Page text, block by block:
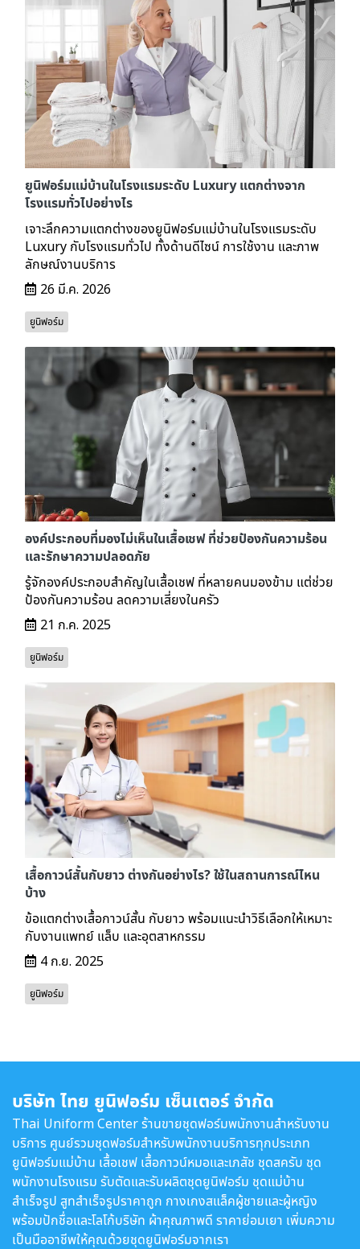
ยูนิฟอร์มแม่บ้านในโรงแรมระดับ Luxury แตกต่างจาก
โรงแรมทั่วไปอย่างไร
เจาะลึกความแตกต่างของยูนิฟอร์มแม่บ้านในโรงแรมระดับ
Luxury กับโรงแรมทั่วไป ทั้งด้านดีไซน์ การใช้งาน และภาพ
ลักษณ์งานบริการ
26 มี.ค. 2026
ยูนิฟอร์ม
องค์ประกอบที่มองไม่เห็นในเสื้อเชฟ ที่ช่วยป้องกันความร้อน
และรักษาความปลอดภัย
รู้จักองค์ประกอบสำคัญในเสื้อเชฟ ที่หลายคนมองข้าม แต่ช่วย
ป้องกันความร้อน ลดความเสี่ยงในครัว
21 ก.ค. 2025
ยูนิฟอร์ม
เสื้อกาวน์สั้นกับยาว ต่างกันอย่างไร? ใช้ในสถานการณ์ไหน
บ้าง
ข้อแตกต่างเสื้อกาวน์สั้น กับยาว พร้อมแนะนำวิธีเลือกให้เหมาะ
กับงานแพทย์ แล็บ และอุตสาหกรรม
4 ก.ย. 2025
ยูนิฟอร์ม
บริษัท ไทย ยูนิฟอร์ม เซ็นเตอร์ จำกัด
Thai Uniform Center ร้านขายชุดฟอร์มพนักงานสำหรับงาน
บริการ ศูนย์รวมชุดฟอร์มสำหรับพนักงานบริการทุกประเภท
ยูนิฟอร์มแม่บ้าน เสื้อเชฟ เสื้อกาวน์หมอและเภสัช ชุดสครับ ชุด
พนักงานโรงแรม รับตัดและรับผลิตชุดยูนิฟอร์ม ชุดแม่บ้าน
สำเร็จรูป สูทสำเร็จรูปราคาถูก กางเกงสแล็คผู้ชายและผู้หญิง
พร้อมปักชื่อและโลโก้บริษัท ผ้าคุณภาพดี ราคาย่อมเยา เพิ่มความ
เป็นมืออาชีพให้คุณด้วยชุดยูนิฟอร์มจากเรา